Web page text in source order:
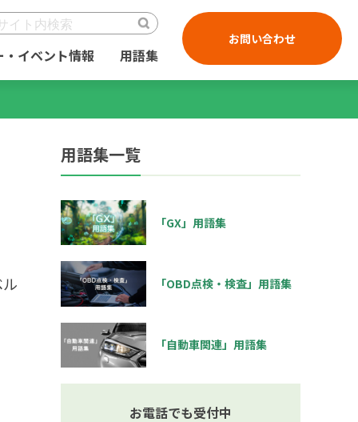
・イベント情報 用語集
お問い合わせ
用語集一覧
「GX」用語集
「OBD点検・検査」用語集
「自動車関連」用語集
お電話でも受付中